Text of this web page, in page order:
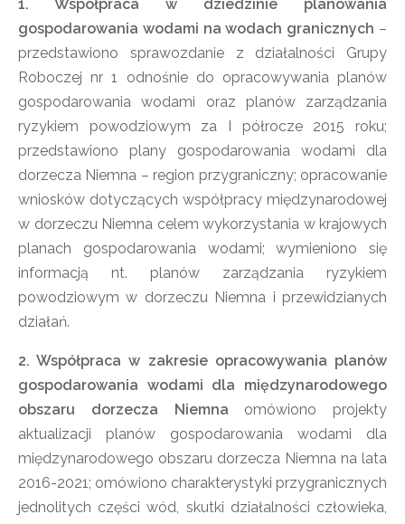
1. Współpraca w dziedzinie planowania
gospodarowania wodami na wodach granicznych –
przedstawiono sprawozdanie z działalności Grupy
Roboczej nr 1 odnośnie do opracowywania planów
gospodarowania wodami oraz planów zarządzania
ryzykiem powodziowym za I półrocze 2015 roku;
przedstawiono plany gospodarowania wodami dla
dorzecza Niemna – region przygraniczny; opracowanie
wniosków dotyczących współpracy międzynarodowej
w dorzeczu Niemna celem wykorzystania w krajowych
planach gospodarowania wodami; wymieniono się
informacją nt. planów zarządzania ryzykiem
powodziowym w dorzeczu Niemna i przewidzianych
działań.
2. Współpraca w zakresie opracowywania planów
gospodarowania wodami dla międzynarodowego
obszaru dorzecza Niemna omówiono projekty
aktualizacji planów gospodarowania wodami dla
międzynarodowego obszaru dorzecza Niemna na lata
2016-2021; omówiono charakterystyki przygranicznych
jednolitych części wód, skutki działalności człowieka,